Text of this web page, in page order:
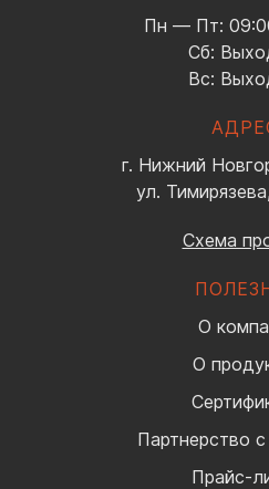
Пн — Пт:
Сб:
Вс:
г. Нижний
ул.
Схема
О
О
Партнерство
Прайс-